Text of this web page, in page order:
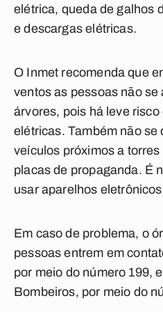
elétrica, queda de galhos
e descargas elétricas.
O Inmet recomenda que
ventos as pessoas não
árvores, pois há leve
elétricas. Também não se
veículos próximos a
placas de propaganda. É
usar aparelhos
Em caso de problema, o
pessoas entrem em
por meio do número 199,
Bombeiros, por meio do